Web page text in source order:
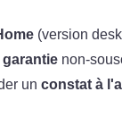
(version
non-
un constat à